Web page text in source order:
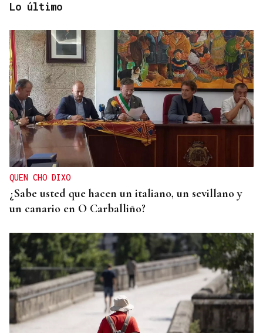
MODA
Black Friday 2025: el (ya no tan) secreto mejor
guardado del armario de las que más saben
Lo último
QUEN CHO DIXO
¿Sabe usted que hacen un italiano, un sevillano y
un canario en O Carballiño?